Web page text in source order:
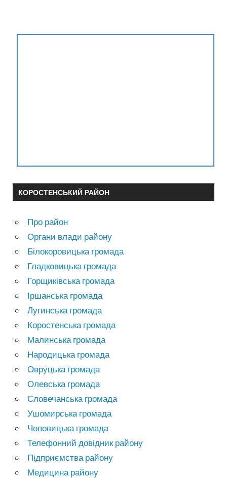
КОРОСТЕНСЬКИЙ РАЙОН
Про район
Органи влади району
Білокоровицька громада
Гладковицька громада
Горщиківська громада
Іршанська громада
Лугинська громада
Коростенська громада
Малинська громада
Народицька громада
Овруцька громада
Олевська громада
Словечанська громада
Ушомирська громада
Чоповицька громада
Телефонний довідник району
Підприємства району
Медицина району